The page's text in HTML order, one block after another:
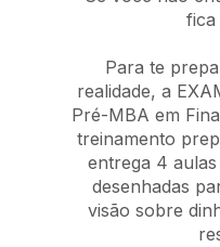
fica
Para te
realidade, a
Pré-MBA em
treinamento
entrega 4
desenhadas
visão sobre